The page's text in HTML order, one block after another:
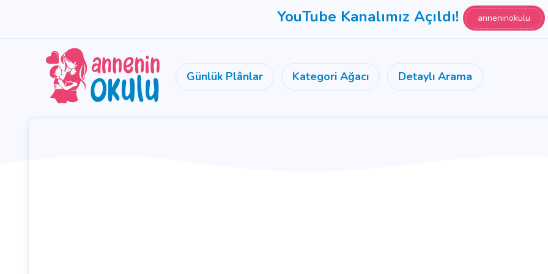
YouTube Kanalımız Açıldı! anneninokulu
Günlük Plânlar Kategori Ağacı Detaylı Arama